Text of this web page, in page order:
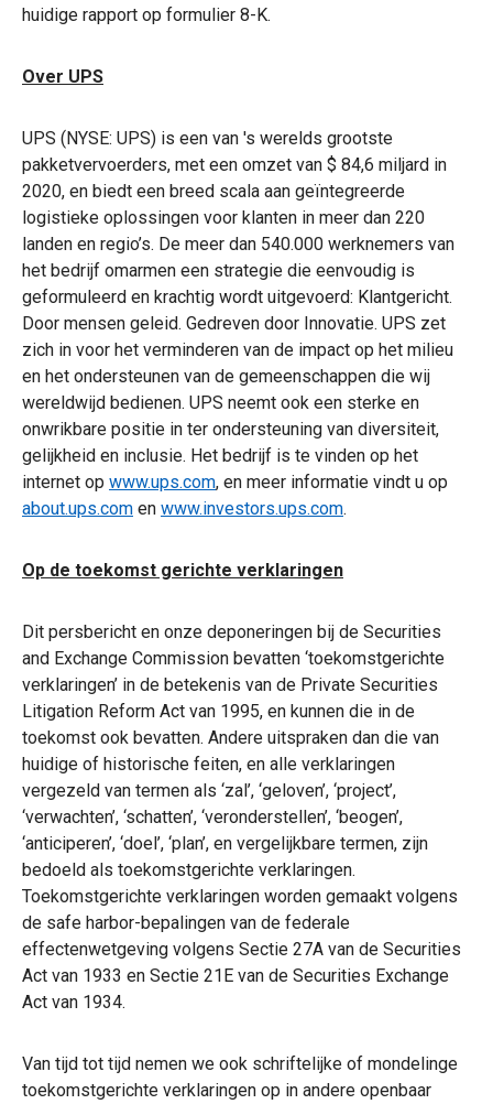
huidige rapport op formulier 8-K.
Over UPS
UPS (NYSE: UPS) is een van 's werelds grootste
pakketvervoerders, met een omzet van $ 84,6 miljard in
2020, en biedt een breed scala aan geïntegreerde
logistieke oplossingen voor klanten in meer dan 220
landen en regio’s. De meer dan 540.000 werknemers van
het bedrijf omarmen een strategie die eenvoudig is
geformuleerd en krachtig wordt uitgevoerd: Klantgericht.
Door mensen geleid. Gedreven door Innovatie. UPS zet
zich in voor het verminderen van de impact op het milieu
en het ondersteunen van de gemeenschappen die wij
wereldwijd bedienen. UPS neemt ook een sterke en
onwrikbare positie in ter ondersteuning van diversiteit,
gelijkheid en inclusie. Het bedrijf is te vinden op het
internet op www.ups.com, en meer informatie vindt u op
about.ups.com en www.investors.ups.com.
Op de toekomst gerichte verklaringen
Dit persbericht en onze deponeringen bij de Securities
and Exchange Commission bevatten ‘toekomstgerichte
verklaringen’ in de betekenis van de Private Securities
Litigation Reform Act van 1995, en kunnen die in de
toekomst ook bevatten. Andere uitspraken dan die van
huidige of historische feiten, en alle verklaringen
vergezeld van termen als ‘zal’, ‘geloven’, ‘project’,
‘verwachten’, ‘schatten’, ‘veronderstellen’, ‘beogen’,
‘anticiperen’, ‘doel’, ‘plan’, en vergelijkbare termen, zijn
bedoeld als toekomstgerichte verklaringen.
Toekomstgerichte verklaringen worden gemaakt volgens
de safe harbor-bepalingen van de federale
effectenwetgeving volgens Sectie 27A van de Securities
Act van 1933 en Sectie 21E van de Securities Exchange
Act van 1934.
Van tijd tot tijd nemen we ook schriftelijke of mondelinge
toekomstgerichte verklaringen op in andere openbaar